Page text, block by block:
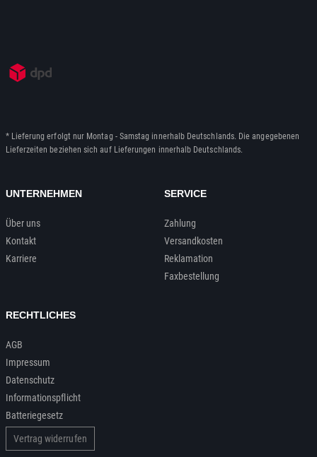
* Lieferung erfolgt nur Montag - Samstag innerhalb Deutschlands. Die angegebenen
Lieferzeiten beziehen sich auf Lieferungen innerhalb Deutschlands.
UNTERNEHMEN
Über uns
Kontakt
Karriere
SERVICE
Zahlung
Versandkosten
Reklamation
Faxbestellung
RECHTLICHES
AGB
Impressum
Datenschutz
Informationspflicht
Batteriegesetz
Vertrag widerrufen